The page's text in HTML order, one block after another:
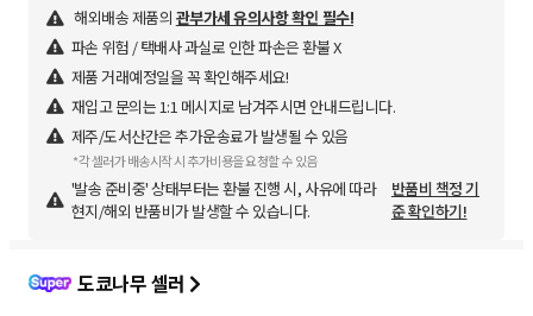
해외배송 제품의 관부가세 유의사항 확인 필수!
파손 위험 / 택배사 과실로 인한 파손은 환불 X
제품 거래예정일을 꼭 확인해주세요!
재입고 문의는 1:1 메시지로 남겨주시면 안내드립니다.
제주/도서산간은 추가운송료가 발생될 수 있음
*각 셀러가 배송시작 시 추가비용을 요청할 수 있음
'발송 준비중' 상태부터는 환불 진행 시, 사유에 따라
현지/해외 반품비가 발생할 수 있습니다.
반품비 책정 기
준 확인하기!
도쿄나무 셀러